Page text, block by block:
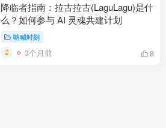
降临者指南：拉古拉古(LaguLagu)是什
么？如何参与 AI 灵魂共建计划
呐喊时刻
3个月前 8